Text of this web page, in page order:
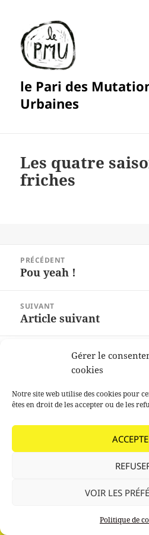
Gérer le
cookies
Notre site web utilise des cookies pour
êtes en droit de les accepter ou de les
VOIR LES
Politique de
le Pari des
Urbaines
Les quatre
friches
l’article
PRÉCÉDENT
Article
Pou yeah !
SUIVANT
Article
Article suivant
Fièrement propulsé par WordPress